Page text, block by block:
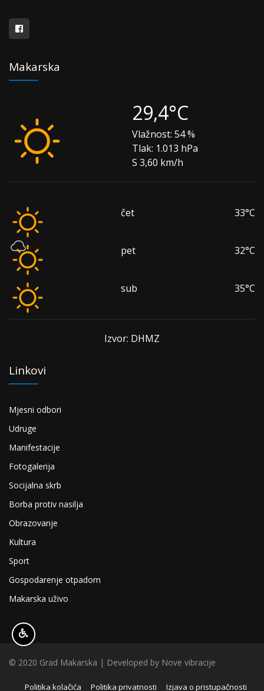
Makarska
29,4°C
Vlažnost: 54 %
Tlak: 1.013 hPa
S 3,60 km/h
čet 33°C
pet 32°C
sub 35°C
Izvor: DHMZ
Linkovi
Mjesni odbori
Udruge
Manifestacije
Fotogalerija
Socijalna skrb
Borba protiv nasilja
Obrazovanje
Kultura
Sport
Gospodarenje otpadom
Makarska uživo
© 2020 Grad Makarska | Developed by Nove vibracije
Politika kolačića Politika privatnosti Izjava o pristupačnosti